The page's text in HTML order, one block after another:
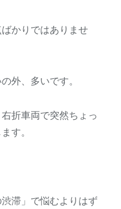
かりではありませ
外、多いです。
折車両で突然ちょっ
す。
滞」で悩むよりはず